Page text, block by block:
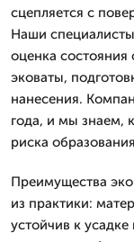
сцепляется с
Наши
оценка состояния
эковаты,
нанесения.
года, и мы знаем,
риска
Преимущества
из практики:
устойчив к